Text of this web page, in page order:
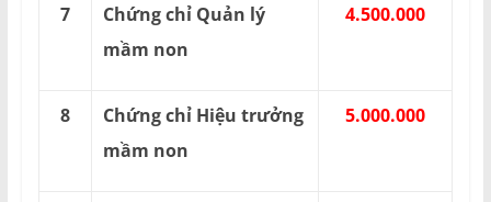
7
Chứng chỉ Quản lý
mầm non
4.500.000
8
Chứng chỉ Hiệu trưởng
mầm non
5.000.000